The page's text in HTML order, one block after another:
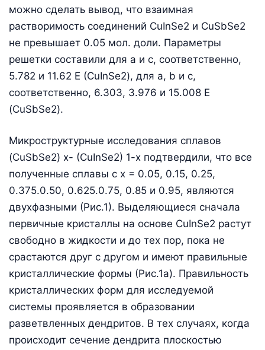
можно сделать вывод, что взаимная
растворимость соединений CuInSe2 и CuSbSe2
не превышает 0.05 мол. доли. Параметры
решетки составили для a и c, соответственно,
5.782 и 11.62 Е (CuInSe2), для a, b и c,
соответственно, 6.303, 3.976 и 15.008 Е
(CuSbSe2).
Микроструктурные исследования сплавов
(CuSbSe2) x- (CuInSe2) 1-x подтвердили, что все
полученные сплавы с x = 0.05, 0.15, 0.25,
0.375.0.50, 0.625.0.75, 0.85 и 0.95, являются
двухфазными (Рис.1). Выделяющиеся сначала
первичные кристаллы на основе CuInSe2 растут
свободно в жидкости и до тех пор, пока не
срастаются друг с другом и имеют правильные
кристаллические формы (Рис.1а). Правильность
кристаллических форм для исследуемой
системы проявляется в образовании
разветвленных дендритов. В тех случаях, когда
происходит сечение дендрита плоскостью